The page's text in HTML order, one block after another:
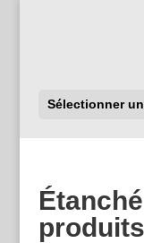
Sélectionner